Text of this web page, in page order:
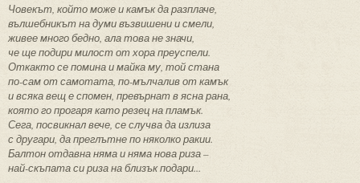
Човекът, който може и камък да разплаче,
вълшебникът на думи възвишени и смели,
живее много бедно, ала това не значи,
че ще подири милост от хора преуспели.
Откакто се помина и майка му, той стана
по-сам от самотата, по-мълчалив от камък
и всяка вещ е спомен, превърнат в ясна рана,
която го прогаря като резец на пламък.
Сега, посвикнал вече, се случва да излиза
с другари, да преглътне по няколко ракии.
Балтон отдавна няма и няма нова риза –
най-скъпата си риза на близък подари...